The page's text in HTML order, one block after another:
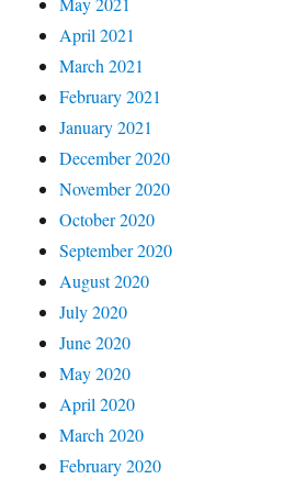
April 2021
March 2021
February 2021
January 2021
December 2020
November 2020
October 2020
September 2020
August 2020
July 2020
June 2020
May 2020
April 2020
March 2020
February 2020